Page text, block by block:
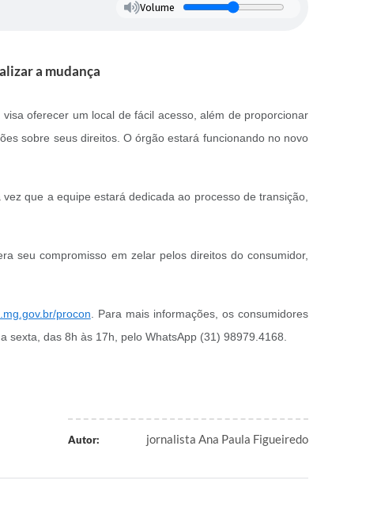
Volume
a mudança
oferecer um local de fácil acesso, além de proporcionar
sobre seus direitos. O órgão estará funcionando no novo
que a equipe estará dedicada ao processo de transição,
seu compromisso em zelar pelos direitos do consumidor,
procon . Para mais informações, os consumidores
das 8h às 17h, pelo WhatsApp (31) 98979.4168.
Autor: jornalista Ana Paula Figueiredo